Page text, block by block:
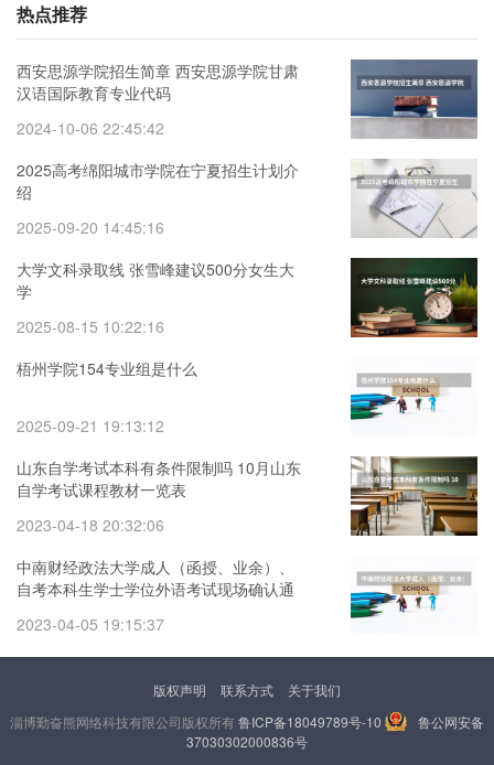
热点推荐
西安思源学院招生简章 西安思源学院甘肃
汉语国际教育专业代码
2024-10-06 22:45:42
2025高考绵阳城市学院在宁夏招生计划介
绍
2025-09-20 14:45:16
大学文科录取线 张雪峰建议500分女生大
学
2025-08-15 10:22:16
梧州学院154专业组是什么
2025-09-21 19:13:12
山东自学考试本科有条件限制吗 10月山东
自学考试课程教材一览表
2023-04-18 20:32:06
中南财经政法大学成人（函授、业余）、
自考本科生学士学位外语考试现场确认通
业汇总表
2023-04-05 19:15:37
版权声明 联系方式
关于我们
淄博勤奋熊网络科技有限公司版权所有鲁ICP备18049789号-10
鲁公网安备
37030302000836号